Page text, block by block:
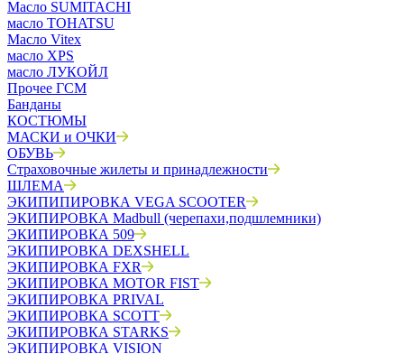
Масло SUMITACHI
масло TOHATSU
Масло Vitex
масло XPS
масло ЛУКОЙЛ
Прочее ГСМ
Банданы
КОСТЮМЫ
МАСКИ и ОЧКИ
ОБУВЬ
Страховочные жилеты и принадлежности
ШЛЕМА
ЭКИПИПИРОВКА VEGA SCOOTER
ЭКИПИРОВКА Madbull (черепахи,подшлемники)
ЭКИПИРОВКА 509
ЭКИПИРОВКА DEXSHELL
ЭКИПИРОВКА FXR
ЭКИПИРОВКА MOTOR FIST
ЭКИПИРОВКА PRIVAL
ЭКИПИРОВКА SCOTT
ЭКИПИРОВКА STARKS
ЭКИПИРОВКА VISION